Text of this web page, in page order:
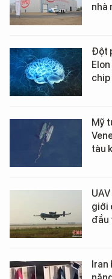
nhà
Đột
chip
Mỹ
tàu
giới
đầu
Iran